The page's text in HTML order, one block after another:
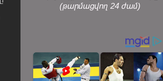
(թարմացվող 24 ժամ)